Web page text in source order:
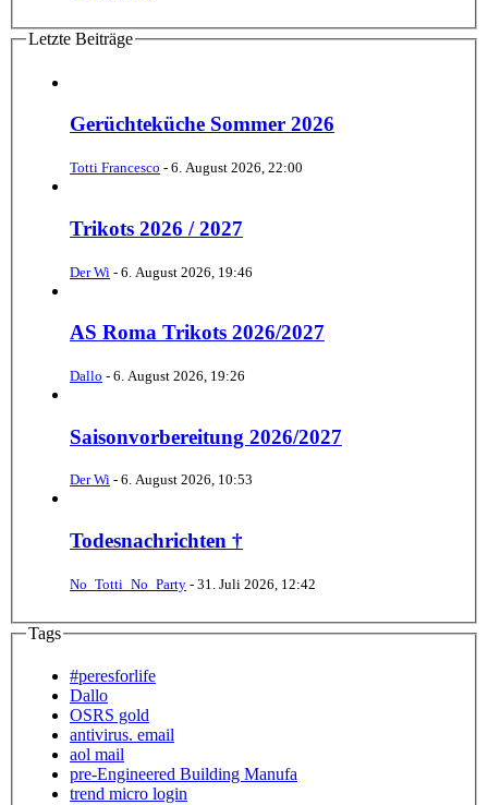
Letzte Beiträge
Gerüchteküche Sommer 2026
Totti Francesco - 6. August 2026, 22:00
Trikots 2026 / 2027
Der Wi - 6. August 2026, 19:46
AS Roma Trikots 2026/2027
Dallo - 6. August 2026, 19:26
Saisonvorbereitung 2026/2027
Der Wi - 6. August 2026, 10:53
Todesnachrichten †
No_Totti_No_Party - 31. Juli 2026, 12:42
Tags
#peresforlife
Dallo
OSRS gold
antivirus. email
aol mail
pre-Engineered Building Manufa
trend micro login